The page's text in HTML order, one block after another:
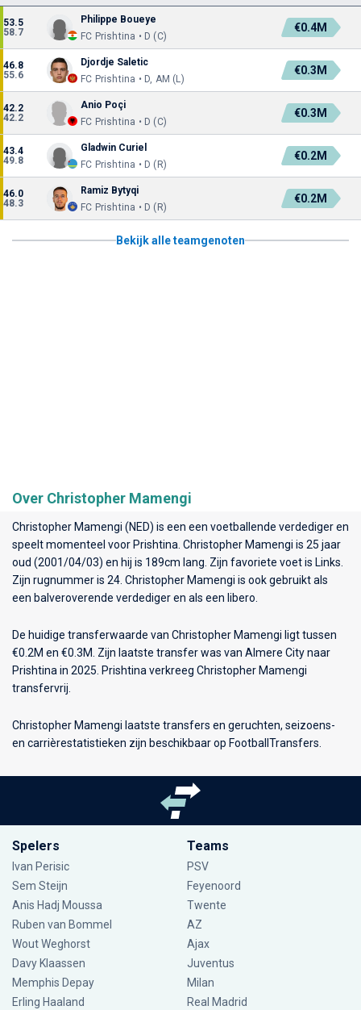
53.5
58.7
Philippe Boueye
FC Prishtina • D (C)
€0.4M
46.8
55.6
Djordje Saletic
FC Prishtina • D, AM (L)
€0.3M
42.2
42.2
Anio Poçi
FC Prishtina • D (C)
€0.3M
43.4
49.8
Gladwin Curiel
FC Prishtina • D (R)
€0.2M
46.0
48.3
Ramiz Bytyqi
FC Prishtina • D (R)
€0.2M
Bekijk alle teamgenoten
Over Christopher Mamengi
Christopher Mamengi (NED) is een een voetballende verdediger en
speelt momenteel voor Prishtina . Christopher Mamengi is 25 jaar
oud (2001/04/03) en hij is 189cm lang. Zijn favoriete voet is Links.
Zijn rugnummer is 24. Christopher Mamengi is ook gebruikt als
een balveroverende verdediger en als een libero.
De huidige transferwaarde van Christopher Mamengi ligt tussen
€0.2M en €0.3M. Zijn laatste transfer was van Almere City naar
Prishtina in 2025. Prishtina verkreeg Christopher Mamengi
transfervrij.
Christopher Mamengi laatste transfers en geruchten, seizoens-
en carrièrestatistieken zijn beschikbaar op FootballTransfers.
Spelers
Ivan Perisic
Sem Steijn
Anis Hadj Moussa
Ruben van Bommel
Wout Weghorst
Davy Klaassen
Memphis Depay
Erling Haaland
Teams
PSV
Feyenoord
Twente
AZ
Ajax
Juventus
Milan
Real Madrid